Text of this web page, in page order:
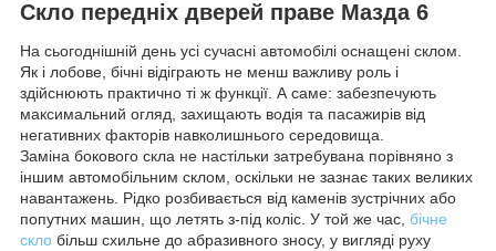
Скло передніх дверей праве Мазда 6
На сьогоднішній день усі сучасні автомобілі оснащені склом.
Як і лобове, бічні відіграють не менш важливу роль і
здійснюють практично ті ж функції. А саме: забезпечують
максимальний огляд, захищають водія та пасажирів від
негативних факторів навколишнього середовища.
Заміна бокового скла не настільки затребувана порівняно з
іншим автомобільним склом, оскільки не зазнає таких великих
навантажень. Рідко розбивається від каменів зустрічних або
попутних машин, що летять з-під коліс. У той же час, бічне
скло більш схильне до абразивного зносу, у вигляді руху